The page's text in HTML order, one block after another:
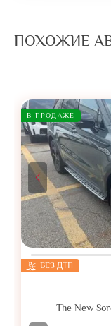
ПОХОЖИЕ
В ПРОДАЖЕ
БЕЗ ДТП
The New